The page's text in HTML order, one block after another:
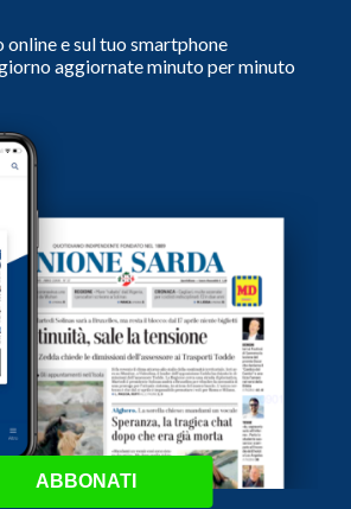
e sul tuo smartphone
aggiornate minuto per minuto
ABBONATI